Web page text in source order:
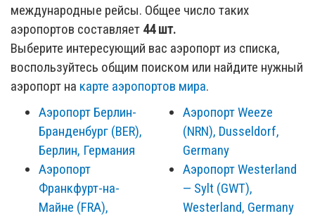
международные рейсы. Общее число таких
аэропортов составляет 44 шт.
Выберите интересующий вас аэропорт из списка,
воспользуйтесь общим поиском или найдите нужный
аэропорт на карте аэропортов мира.
Аэропорт Берлин-
Бранденбург (BER),
Берлин, Германия
Аэропорт
Франкфурт-на-
Майне (FRA),
Аэропорт Weeze
(NRN), Dusseldorf,
Germany
Аэропорт Westerland
— Sylt (GWT),
Westerland, Germany